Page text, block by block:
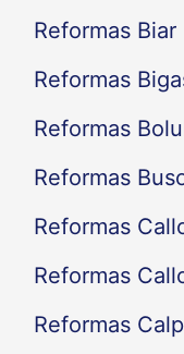
Reformas Biar
Reformas
Reformas
Reformas
Reformas
Reformas
Reformas Calp